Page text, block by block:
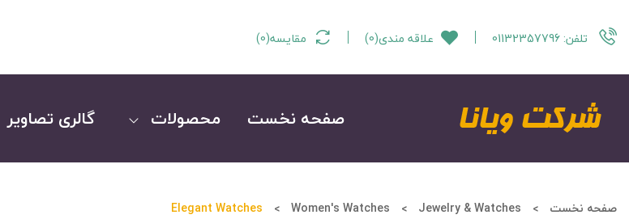
تلفن: علاقه مندی(
0
) مقایسه(
0
)
صفحه نخست محصولات گالری تصاویر
صفحه نخست Jewelry & Watches
Women's Watches
Elegant Watches